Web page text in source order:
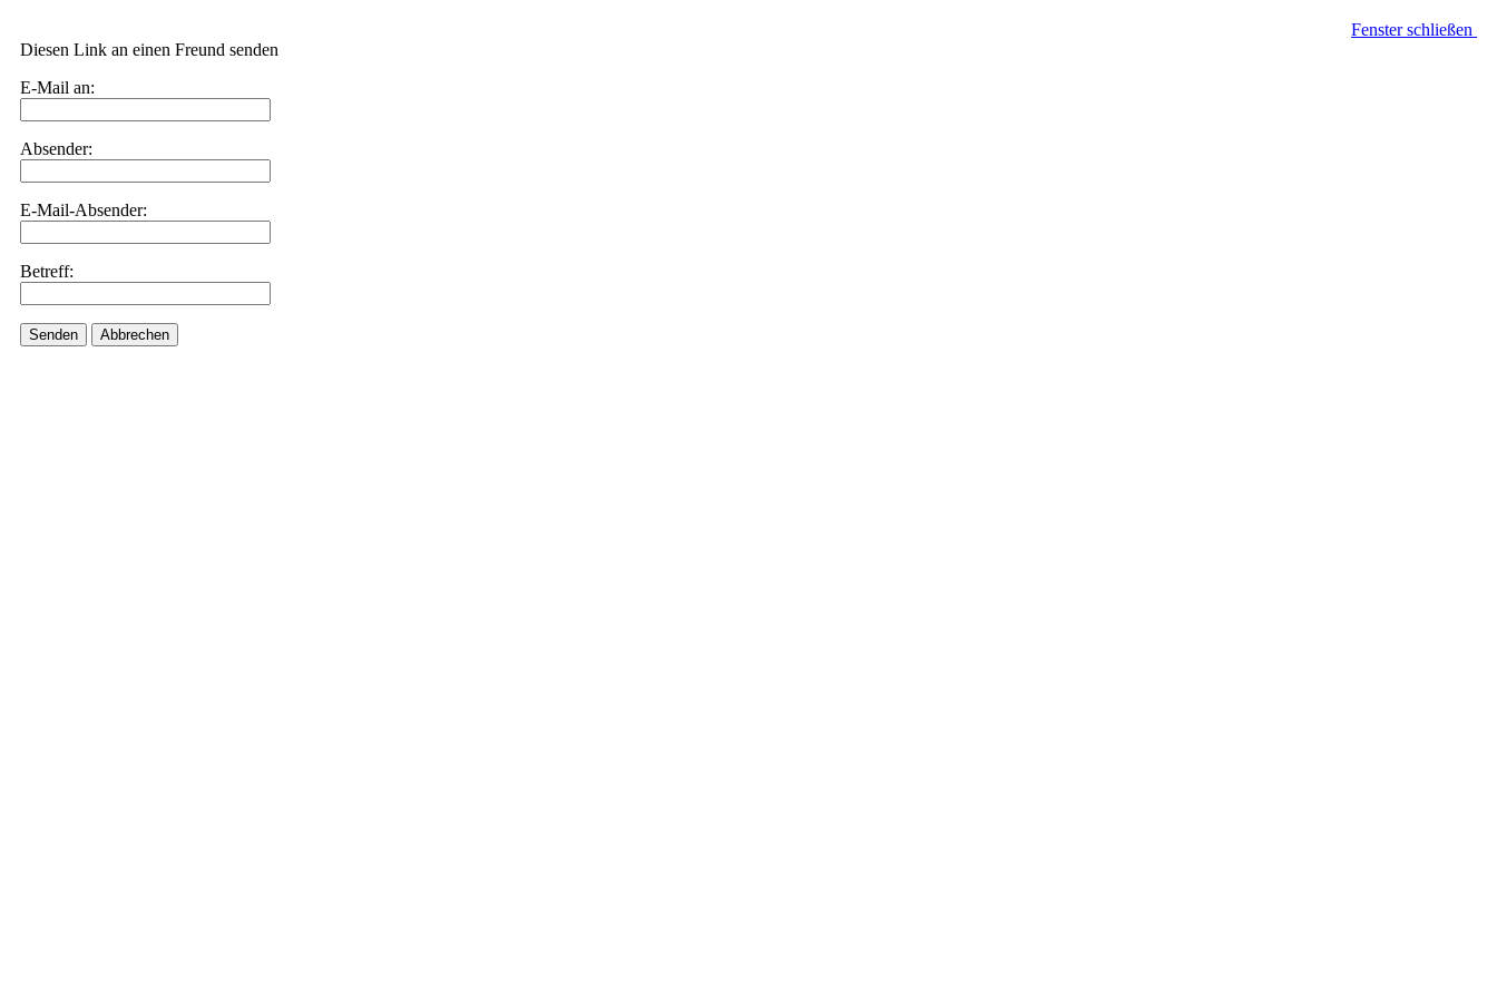
Fenster schließen
Diesen Link an einen Freund senden
E-Mail an:
Absender:
E-Mail-Absender:
Betreff:
Senden Abbrechen